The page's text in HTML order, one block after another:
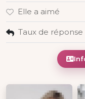
Elle a aimé
Taux de réponse